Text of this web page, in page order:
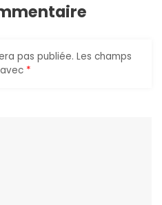
pas publiée. Les champs
*